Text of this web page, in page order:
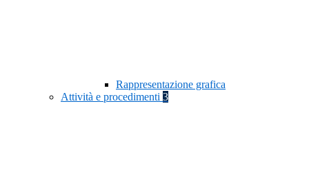
Rappresentazione grafica
Attività e procedimenti 3